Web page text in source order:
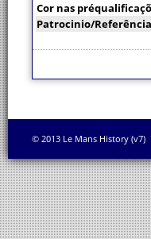
Cor nas
Patrocinio/
© 2013 Le Mans History (v7)